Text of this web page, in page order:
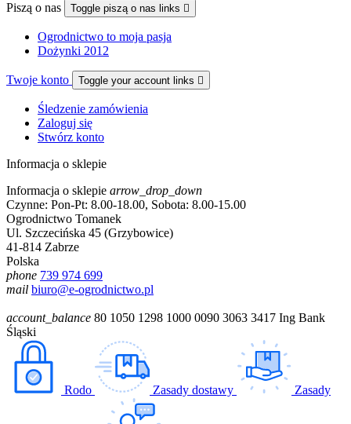
Piszą o nas Toggle piszą o nas links 
Ogrodnictwo to moja pasja
Dożynki 2012
Twoje konto Toggle your account links 
Śledzenie zamówienia
Zaloguj się
Stwórz konto
Informacja o sklepie
Informacja o sklepie arrow_drop_down
Czynne: Pon-Pt: 8.00-18.00, Sobota: 8.00-15.00
Ogrodnictwo Tomanek
Ul. Szczecińska 45 (Grzybowice)
41-814 Zabrze
Polska
phone 739 974 699
mail biuro@e-ogrodnictwo.pl
account_balance 80 1050 1298 1000 0090 3063 3417 Ing Bank
Śląski
Rodo Zasady dostawy Zasady